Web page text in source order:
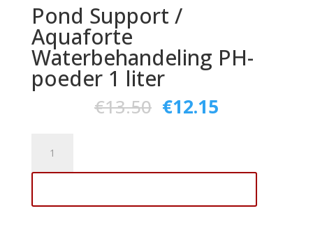
Pond Support /
Aquaforte
Waterbehandeling PH-
poeder 1 liter
€13.50 €12.15
Support
/
Waterbehandeling